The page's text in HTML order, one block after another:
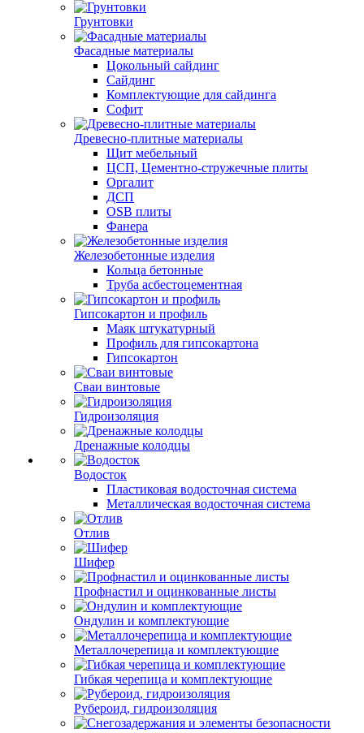
Грунтовки
Фасадные материалы
Цокольный сайдинг
Сайдинг
Комплектующие для сайдинга
Софит
Древесно-плитные материалы
Щит мебельный
ЦСП, Цементно-стружечные плиты
Оргалит
ДСП
OSB плиты
Фанера
Железобетонные изделия
Кольца бетонные
Труба асбестоцементная
Гипсокартон и профиль
Маяк штукатурный
Профиль для гипсокартона
Гипсокартон
Сваи винтовые
Гидроизоляция
Дренажные колодцы
Водосток
Пластиковая водосточная система
Металлическая водосточная система
Отлив
Шифер
Профнастил и оцинкованные листы
Ондулин и комплектующие
Металлочерепица и комплектующие
Гибкая черепица и комплектующие
Рубероид, гидроизоляция